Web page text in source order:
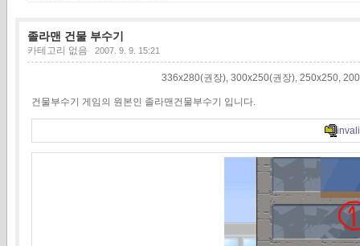
졸라맨 건물 부수기
카테고리 없음 2007. 9. 9. 15:21
336x280(권장), 300x250(권장), 250x250,
건물부수기 게임의 원본인 졸라맨건물부수기 입니다.